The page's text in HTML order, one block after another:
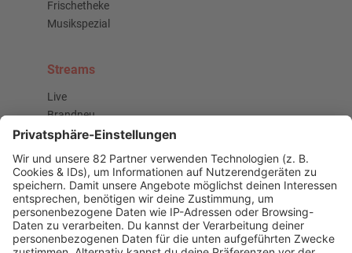
Frischetheke
Musikspezial
Streams
Live
Brandneu
Buzz Beat Boutique
Country
Chartbuster der Woche
Der beste Rockpop reloaded
Deutsch
Deutschrap Klassiker
EDM Dancefloor